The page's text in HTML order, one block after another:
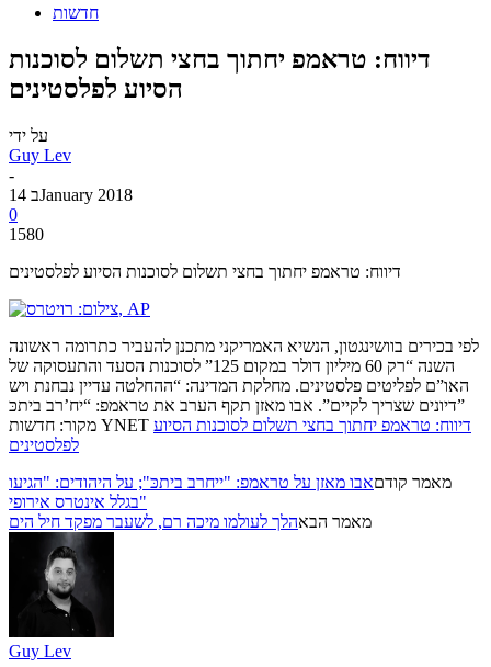
חדשות
דיווח: טראמפ יחתוך בחצי תשלום לסוכנות
הסיוע לפלסטינים
על ידי
Guy Lev
-
14 בJanuary 2018
0
1580
דיווח: טראמפ יחתוך בחצי תשלום לסוכנות הסיוע לפלסטינים
לפי בכירים בוושינגטון, הנשיא האמריקני מתכנן להעביר כתרומה ראשונה
השנה “רק 60 מיליון דולר במקום 125” לסוכנות הסעד והתעסוקה של
האו”ם לפליטים פלסטינים. מחלקת המדינה: “ההחלטה עדיין נבחנת ויש
דיונים שצריך לקיים”. אבו מאזן תקף הערב את טראמפ: “יח’רב ביתכּ”
מקור: חדשות YNET דיווח: טראמפ יחתוך בחצי תשלום לסוכנות הסיוע
לפלסטינים
מאמר קודםאבו מאזן על טראמפ: "ייחרב ביתכּ"; על היהודים: "הגיעו
בגלל אינטרס אירופי"
מאמר הבאהלך לעולמו מיכה רם, לשעבר מפקד חיל הים
Guy Lev